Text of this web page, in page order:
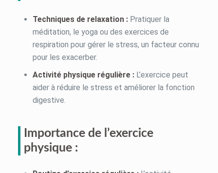
Techniques de relaxation :Pratiquer la
méditation, le yoga ou des exercices de
respiration pour gérer le stress, un facteur connu
pour les exacerber.
Activité physique régulière :L’exercice peut
aider à réduire le stress et améliorer la fonction
digestive.
Importance de l’exercice
physique :